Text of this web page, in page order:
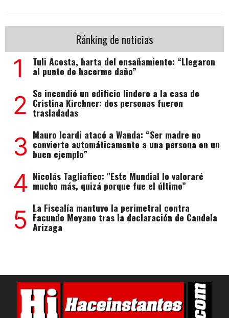
Ránking de noticias
1 Tuli Acosta, harta del ensañamiento: “Llegaron
al punto de hacerme daño”
2 Se incendió un edificio lindero a la casa de
Cristina Kirchner: dos personas fueron
trasladadas
3 Mauro Icardi atacó a Wanda: “Ser madre no
convierte automáticamente a una persona en un
buen ejemplo”
4 Nicolás Tagliafico: "Este Mundial lo valoraré
mucho más, quizá porque fue el último”
5 La Fiscalía mantuvo la perimetral contra
Facundo Moyano tras la declaración de Candela
Arizaga